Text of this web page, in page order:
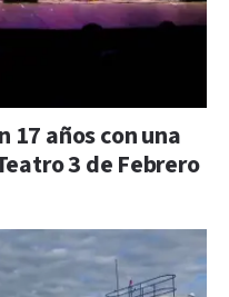
17 años con una
3 de Febrero